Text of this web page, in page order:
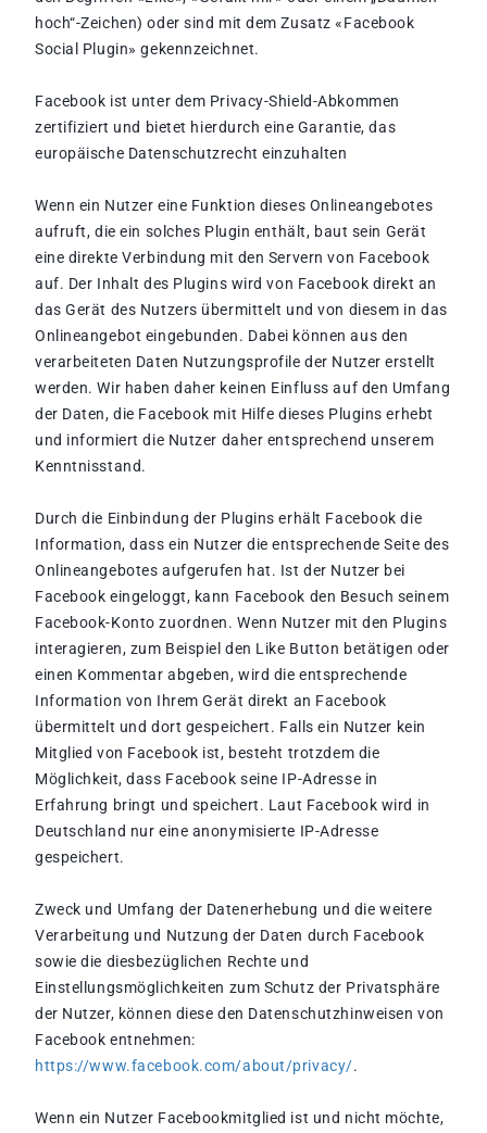
hoch“-Zeichen) oder sind mit dem Zusatz «Facebook
Social Plugin» gekennzeichnet.
Facebook ist unter dem Privacy-Shield-Abkommen
zertifiziert und bietet hierdurch eine Garantie, das
europäische Datenschutzrecht einzuhalten
Wenn ein Nutzer eine Funktion dieses Onlineangebotes
aufruft, die ein solches Plugin enthält, baut sein Gerät
eine direkte Verbindung mit den Servern von Facebook
auf. Der Inhalt des Plugins wird von Facebook direkt an
das Gerät des Nutzers übermittelt und von diesem in das
Onlineangebot eingebunden. Dabei können aus den
verarbeiteten Daten Nutzungsprofile der Nutzer erstellt
werden. Wir haben daher keinen Einfluss auf den Umfang
der Daten, die Facebook mit Hilfe dieses Plugins erhebt
und informiert die Nutzer daher entsprechend unserem
Kenntnisstand.
Durch die Einbindung der Plugins erhält Facebook die
Information, dass ein Nutzer die entsprechende Seite des
Onlineangebotes aufgerufen hat. Ist der Nutzer bei
Facebook eingeloggt, kann Facebook den Besuch seinem
Facebook-Konto zuordnen. Wenn Nutzer mit den Plugins
interagieren, zum Beispiel den Like Button betätigen oder
einen Kommentar abgeben, wird die entsprechende
Information von Ihrem Gerät direkt an Facebook
übermittelt und dort gespeichert. Falls ein Nutzer kein
Mitglied von Facebook ist, besteht trotzdem die
Möglichkeit, dass Facebook seine IP-Adresse in
Erfahrung bringt und speichert. Laut Facebook wird in
Deutschland nur eine anonymisierte IP-Adresse
gespeichert.
Zweck und Umfang der Datenerhebung und die weitere
Verarbeitung und Nutzung der Daten durch Facebook
sowie die diesbezüglichen Rechte und
Einstellungsmöglichkeiten zum Schutz der Privatsphäre
der Nutzer, können diese den Datenschutzhinweisen von
Facebook entnehmen:
https://www.facebook.com/about/privacy/.
Wenn ein Nutzer Facebookmitglied ist und nicht möchte,